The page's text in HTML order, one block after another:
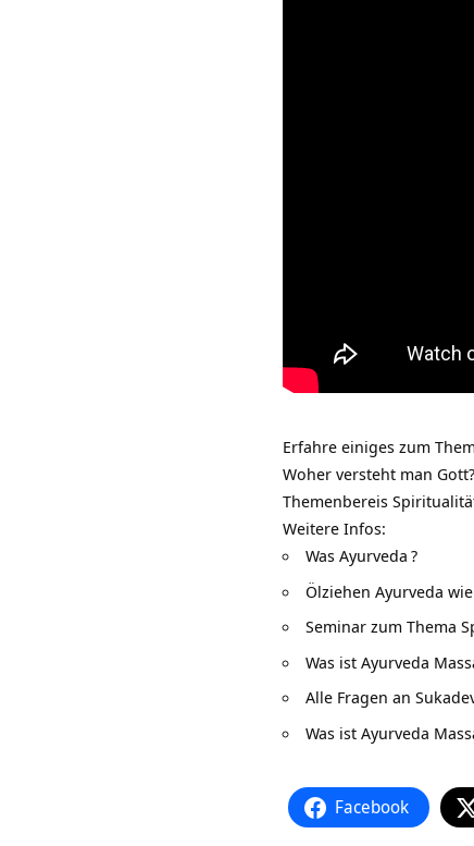
Erfahre einiges zum
Woher versteht man
Themenbereis
Weitere Infos:
Was Ayurveda ?
Ölziehen Ayurveda
Seminar zum Thema
Was ist Ayurveda
Alle Fragen an
Was ist Ayurveda
Facebook